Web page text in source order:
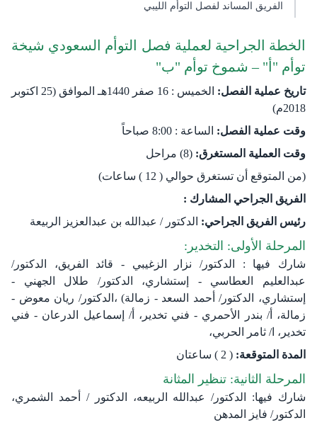
الفريق المساند لفصل التوأم الليبي
الخطة الجراحية لعملية فصل التوأم السعودي شيخة
توأم "أ" – شموخ توأم "ب"
تاريخ عملية الفصل:
الخميس : 16 صفر 1440هـ الموافق (25 اكتوبر
2018م)
وقت عملية الفصل: الساعة : 8:00 صباحاً
وقت العملية المستغرق: (8) مراحل
(من المتوقع أن تستغرق حوالي ( 12 ) ساعات)
الفريق الجراحي المشارك :
رئيس الفريق الجراحي​: الدكتور / عبدالله بن عبدالعزيز الربيعة
المرحلة الأولى: التخدير:
شارك فيها : الدكتور/ نزار الزغيبي - قائد الفريق، الدكتور/
عبدالعليم العطاسي - إستشاري، الدكتور/ طلال الجهني -
إستشاري، الدكتور/ أحمد السعد - زمالة) ،الدكتور/ ريان معوض -
زمالة، أ/ بندر الأحمري - فني تخدير، أ/ إسماعيل الدرعان - فني
تخدير، ا/ ثامر الحربي،
المدة المتوقعة: ( 2 ) ساعتان
المرحلة الثانية: تنظير المثانة
شارك فيها: الدكتور/ عبدالله الربيعه، الدكتور / أحمد الشمري،
الدكتور/ فايز المدهن